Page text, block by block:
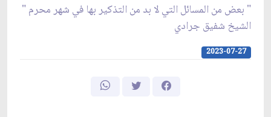
" بعض من المسائل التي لا بد من التذكير بها في شهر محرم "
الشيخ شفيق جرادي
2023-07-27